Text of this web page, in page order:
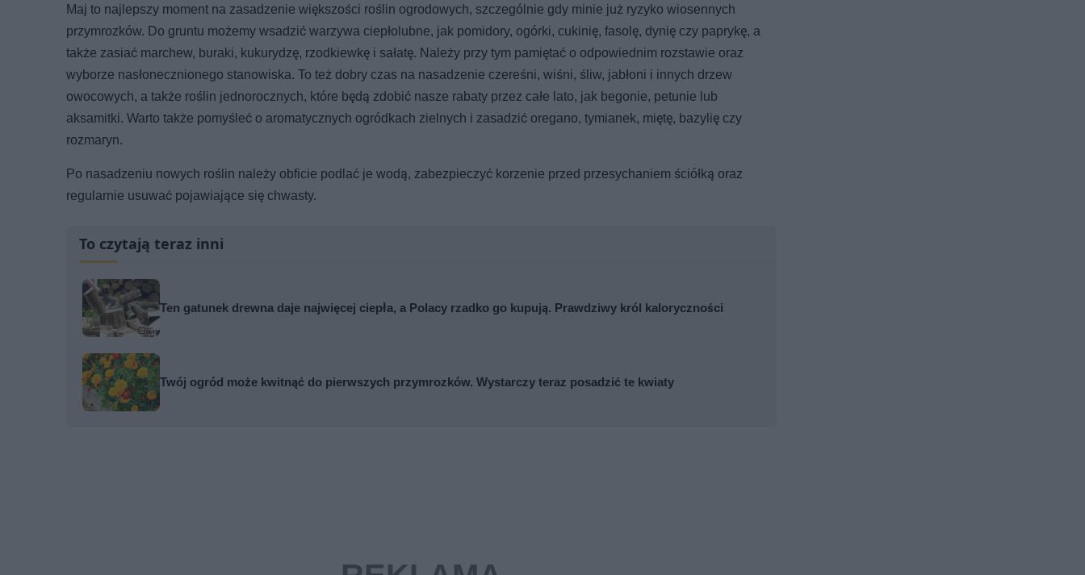
Maj to najlepszy moment na zasadzenie większości roślin ogrodowych, szczególnie gdy minie już ryzyko wiosennych
przymrozków. Do gruntu możemy wsadzić warzywa ciepłolubne, jak pomidory, ogórki, cukinię, fasolę, dynię czy paprykę, a
także zasiać marchew, buraki, kukurydzę, rzodkiewkę i sałatę. Należy przy tym pamiętać o odpowiednim rozstawie oraz
wyborze nasłonecznionego stanowiska. To też dobry czas na nasadzenie czereśni, wiśni, śliw, jabłoni i innych drzew
owocowych, a także roślin jednorocznych, które będą zdobić nasze rabaty przez całe lato, jak begonie, petunie lub
aksamitki. Warto także pomyśleć o aromatycznych ogródkach zielnych i zasadzić oregano, tymianek, miętę, bazylię czy
rozmaryn.
Po nasadzeniu nowych roślin należy obficie podlać je wodą, zabezpieczyć korzenie przed przesychaniem ściółką oraz
regularnie usuwać pojawiające się chwasty.
To czytają teraz inni
Ten gatunek drewna daje najwięcej ciepła, a Polacy rzadko go kupują. Prawdziwy król kaloryczności
Twój ogród może kwitnąć do pierwszych przymrozków. Wystarczy teraz posadzić te kwiaty